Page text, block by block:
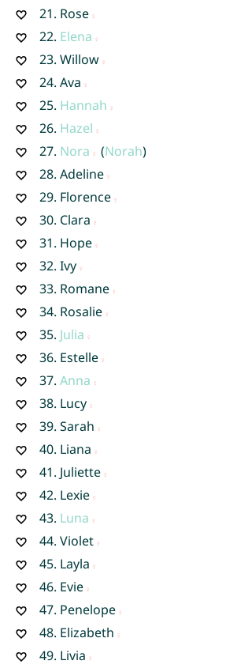
21. Rose
22. Elena
23. Willow
24. Ava
25. Hannah
26. Hazel
27. Nora (Norah)
28. Adeline
29. Florence
30. Clara
31. Hope
32. Ivy
33. Romane
34. Rosalie
35. Julia
36. Estelle
37. Anna
38. Lucy
39. Sarah
40. Liana
41. Juliette
42. Lexie
43. Luna
44. Violet
45. Layla
46. Evie
47. Penelope
48. Elizabeth
49. Livia